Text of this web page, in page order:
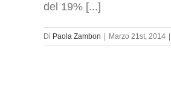
del 19% [...]
Di Paola Zambon Marzo 21st, 2014